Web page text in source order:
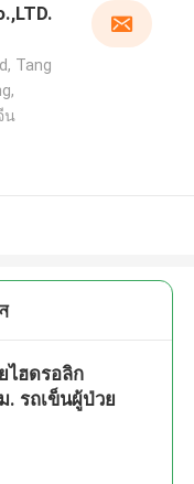
Tang
น
ไฮดรอลิก
. รถเข็นผู้ป่วย